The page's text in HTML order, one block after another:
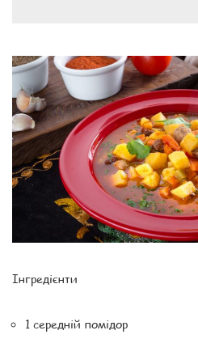
Інгредієнти
1 середній помідор